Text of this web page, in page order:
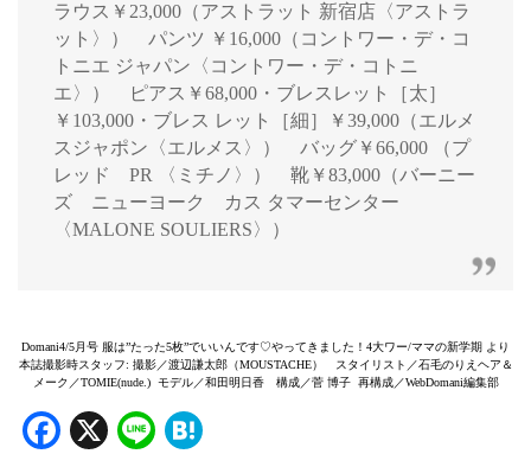
ラウス￥23,000（アストラット 新宿店〈アストラ
ット〉） パンツ ￥16,000（コントワー・デ・コ
トニエ ジャパン〈コントワー・デ・コトニ
エ〉） ピアス￥68,000・ブレスレット［太］
￥103,000・ブレス レット［細］￥39,000（エルメ
スジャポン〈エルメス〉） バッグ￥66,000 （プ
レッド PR 〈ミチノ〉） 靴￥83,000（バーニー
ズ ニューヨーク カス タマーセンター
〈MALONE SOULIERS〉）
Domani4/5月号 服は”たった5枚”でいいんです♡やってきました！4大ワー/ママの新学期 より
本誌撮影時スタッフ: 撮影／渡辺謙太郎（MOUSTACHE） スタイリスト／石毛のりえヘア＆
メーク／TOMIE(nude.) モデル／和田明日香 構成／菅 博子 再構成／WebDomani編集部
Facebook
X Line